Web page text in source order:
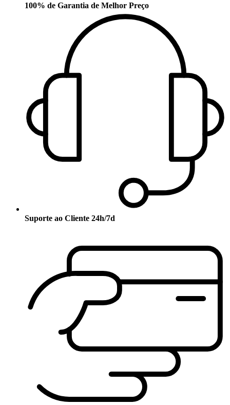
100% de Garantia de Melhor Preço
Suporte ao Cliente 24h/7d